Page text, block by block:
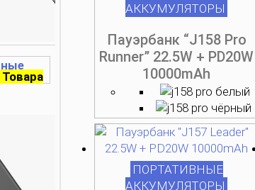
Товара
АККУМУЛЯТОРЫ
Пауэрбанк “J158 Pro
Runner” 22.5W + PD20W
10000mAh
ПОРТАТИВНЫЕ
АККУМУЛЯТОРЫ